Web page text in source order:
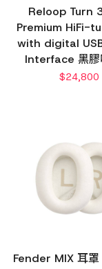
Reloop Turn
Premium HiFi-
with digital
Interface 黑膠
$24,800
Fender MIX 耳